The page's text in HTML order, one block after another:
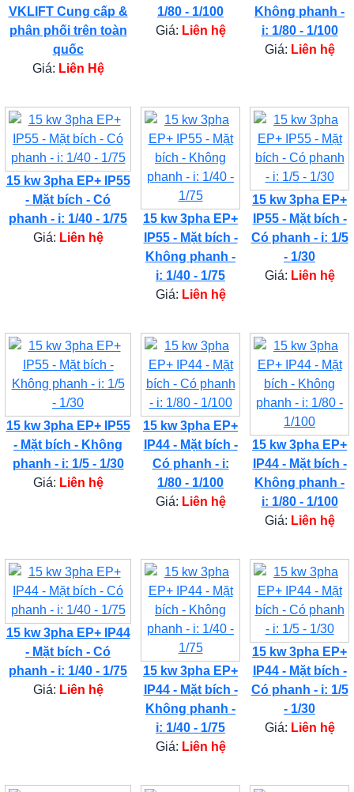
VKLIFT Cung cấp &
phân phối trên toàn
quốc
Giá: Liên Hệ
1/80 - 1/100
Giá: Liên hệ
Không phanh -
i: 1/80 - 1/100
Giá: Liên hệ
15 kw 3pha EP+ IP55
- Mặt bích - Có
phanh - i: 1/40 - 1/75
Giá: Liên hệ
15 kw 3pha EP+
IP55 - Mặt bích -
Không phanh -
i: 1/40 - 1/75
Giá: Liên hệ
15 kw 3pha EP+
IP55 - Mặt bích -
Có phanh - i: 1/5
- 1/30
Giá: Liên hệ
15 kw 3pha EP+ IP55
- Mặt bích - Không
phanh - i: 1/5 - 1/30
Giá: Liên hệ
15 kw 3pha EP+
IP44 - Mặt bích -
Có phanh - i:
1/80 - 1/100
Giá: Liên hệ
15 kw 3pha EP+
IP44 - Mặt bích -
Không phanh -
i: 1/80 - 1/100
Giá: Liên hệ
15 kw 3pha EP+ IP44
- Mặt bích - Có
phanh - i: 1/40 - 1/75
Giá: Liên hệ
15 kw 3pha EP+
IP44 - Mặt bích -
Không phanh -
i: 1/40 - 1/75
Giá: Liên hệ
15 kw 3pha EP+
IP44 - Mặt bích -
Có phanh - i: 1/5
- 1/30
Giá: Liên hệ